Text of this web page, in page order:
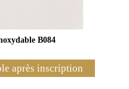
B084
après inscription